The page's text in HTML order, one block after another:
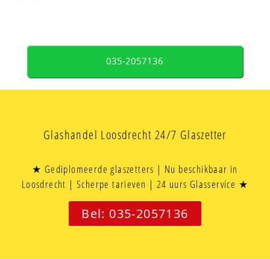
035-2057136
Glashandel Loosdrecht 24/7 Glaszetter
★ Gediplomeerde glaszetters | Nu beschikbaar in
Loosdrecht | Scherpe tarieven | 24 uurs Glasservice ★
Bel: 035-2057136